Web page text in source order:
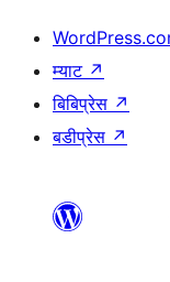
म्याट ↗
बिबिप्रेस ↗
बडीप्रेस ↗